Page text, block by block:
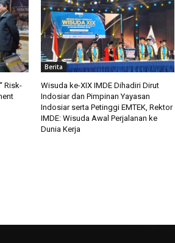
Risk-
Berita
Wisuda ke-XIX IMDE Dihadiri Dirut
Indosiar dan Pimpinan Yayasan
Indosiar serta Petinggi EMTEK, Rektor
IMDE: Wisuda Awal Perjalanan ke
Dunia Kerja